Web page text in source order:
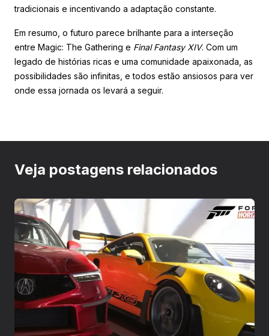
tradicionais e incentivando a adaptação constante.
Em resumo, o futuro parece brilhante para a interseção
entre Magic: The Gathering e Final Fantasy XIV. Com um
legado de histórias ricas e uma comunidade apaixonada, as
possibilidades são infinitas, e todos estão ansiosos para ver
onde essa jornada os levará a seguir.
Veja postagens relacionados